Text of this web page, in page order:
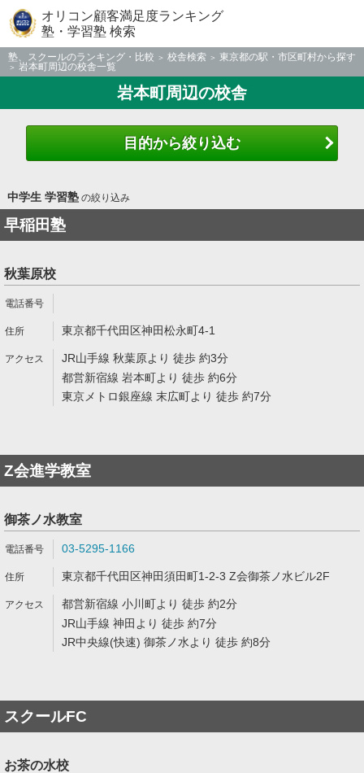
オリコン顧客満足度ランキング
塾・学習塾 検索
塾、スクールのランキング・比較 校舎検索
東京都の駅・市区町村から探す
岩本町周辺の校舎一覧
岩本町周辺の校舎
目的から絞り込む
中学生 学習塾の絞り込み
早稲田塾
秋葉原校
東京都千代田区神田松永町4-1
JR山手線 秋葉原より 徒歩 約3分
都営新宿線 岩本町より 徒歩 約6分
東京メトロ銀座線 末広町より 徒歩 約7分
Z会進学教室
御茶ノ水教室
03-5295-1166
東京都千代田区神田須田町1-2-3 Z会御茶ノ水ビル2F
都営新宿線 小川町より 徒歩 約2分
JR山手線 神田より 徒歩 約7分
JR中央線(快速) 御茶ノ水より 徒歩 約8分
スクールFC
お茶の水校